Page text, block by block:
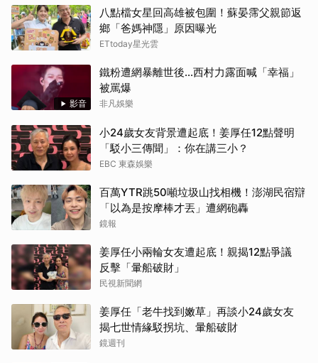
八點檔女星回高雄被包圍！蘇晏霈父親節返
鄉「爸媽神隱」原因曝光
ETtoday星光雲
影音
鐵粉遭網暴離世後...西村力露面喊「幸福」
被罵爆
非凡娛樂
小24歲女友背景遭起底！姜厚任12點聲明
「駁小三傳聞」：你在講三小？
EBC 東森娛樂
百萬YTR跳50噸垃圾山找相機！澎湖民宿辯
「以為是按摩棒才丟」遭網砲轟
鏡報
姜厚任小兩輪女友遭起底！親揭12點爭議
反擊「暈船破財」
民視新聞網
姜厚任「老牛找到嫩草」再談小24歲女友
揭七世情緣駁拐坑、暈船破財
鏡週刊